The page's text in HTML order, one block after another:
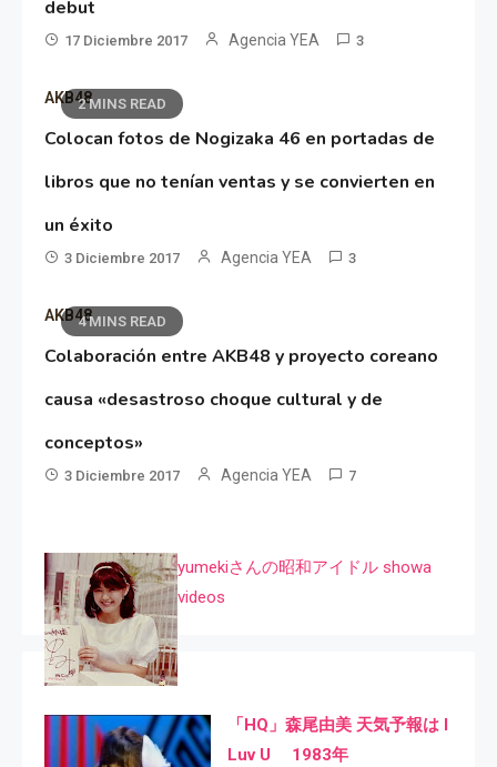
debut
17 Diciembre 2017 Agencia YEA 3
2 MINS READ
AKB48
Colocan fotos de Nogizaka 46 en portadas de
libros que no tenían ventas y se convierten en
un éxito
3 Diciembre 2017 Agencia YEA 3
4 MINS READ
AKB48
Colaboración entre AKB48 y proyecto coreano
causa «desastroso choque cultural y de
conceptos»
3 Diciembre 2017 Agencia YEA 7
yumekiさんの昭和アイドル showa
videos
「HQ」森尾由美 天気予報は I
Luv U 1983年